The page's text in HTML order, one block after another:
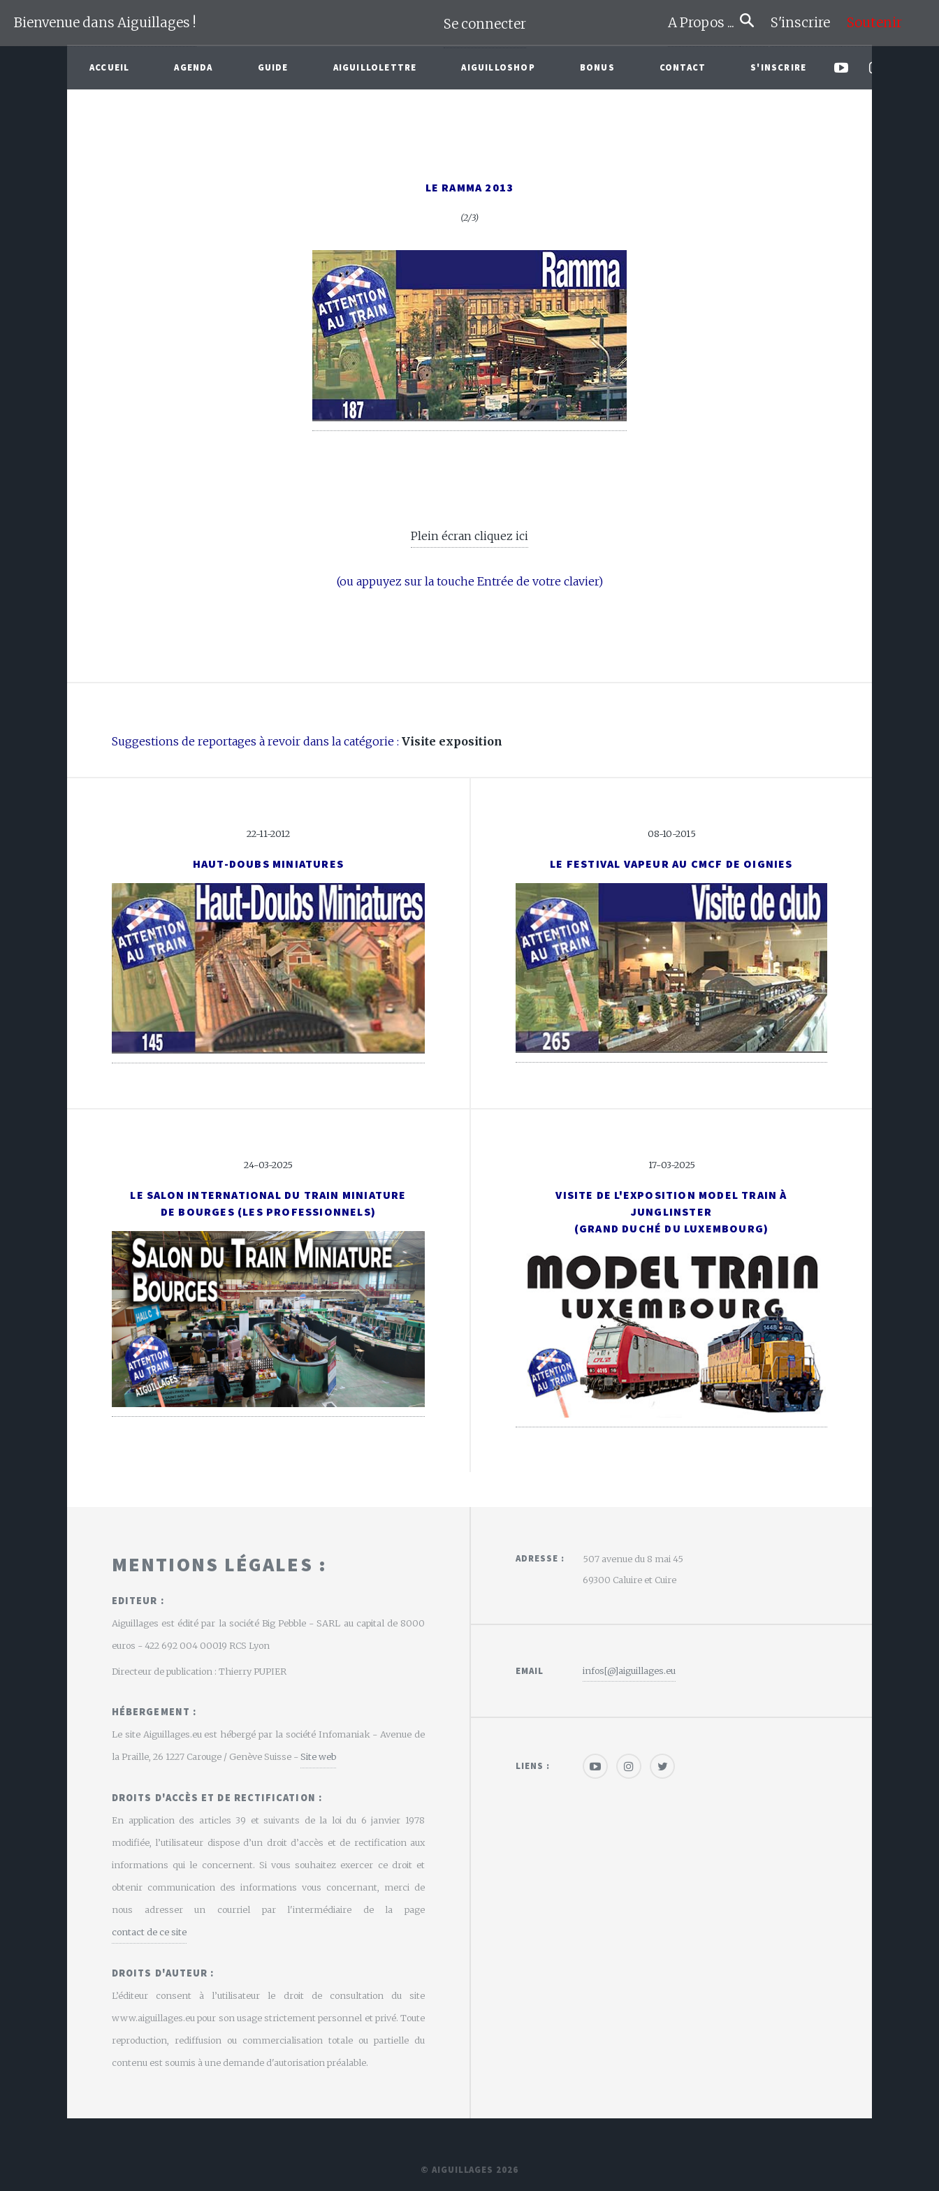
Bienvenue dans Aiguillages ! Se connecter A Propos ... S'inscrire Soutenir
ACCUEIL AGENDA GUIDE AIGUILLOLETTRE AIGUILLOSHOP BONUS CONTACT S'INSCRIRE
LE RAMMA 2013
(2/3)
Plein écran cliquez ici
(ou appuyez sur la touche Entrée de votre clavier)
Suggestions de reportages à revoir dans la catégorie : Visite exposition
22-11-2012
HAUT-DOUBS MINIATURES
08-10-2015
LE FESTIVAL VAPEUR AU CMCF DE OIGNIES
24-03-2025
LE SALON INTERNATIONAL DU TRAIN MINIATURE
DE BOURGES (LES PROFESSIONNELS)
17-03-2025
VISITE DE L'EXPOSITION MODEL TRAIN À
JUNGLINSTER
(GRAND DUCHÉ DU LUXEMBOURG)
MENTIONS LÉGALES :
EDITEUR :
Aiguillages est édité par la société Big Pebble - SARL au capital de 8000
euros - 422 692 004 00019 RCS Lyon
Directeur de publication : Thierry PUPIER
HÉBERGEMENT :
Le site Aiguillages.eu est hébergé par la société Infomaniak - Avenue de
la Praille, 26 1227 Carouge / Genève Suisse -Site web
DROITS D'ACCÈS ET DE RECTIFICATION :
En application des articles 39 et suivants de la loi du 6 janvier 1978
modifiée, l’utilisateur dispose d’un droit d’accès et de rectification aux
informations qui le concernent. Si vous souhaitez exercer ce droit et
obtenir communication des informations vous concernant, merci de
nous adresser un courriel par l'intermédiaire de la page
contact de ce site
DROITS D'AUTEUR :
L’éditeur consent à l’utilisateur le droit de consultation du site
www.aiguillages.eu pour son usage strictement personnel et privé. Toute
reproduction, rediffusion ou commercialisation totale ou partielle du
contenu est soumis à une demande d'autorisation préalable.
ADRESSE :
507 avenue du 8 mai 45
69300 Caluire et Cuire
EMAIL infos[@]aiguillages.eu
LIENS :
© AIGUILLAGES 2026